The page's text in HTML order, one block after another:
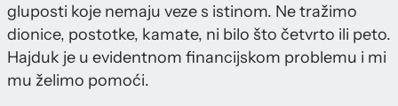
gluposti koje nemaju veze s istinom. Ne tražimo
dionice, postotke, kamate, ni bilo što četvrto ili peto.
Hajduk je u evidentnom financijskom problemu i mi
mu želimo pomoći.